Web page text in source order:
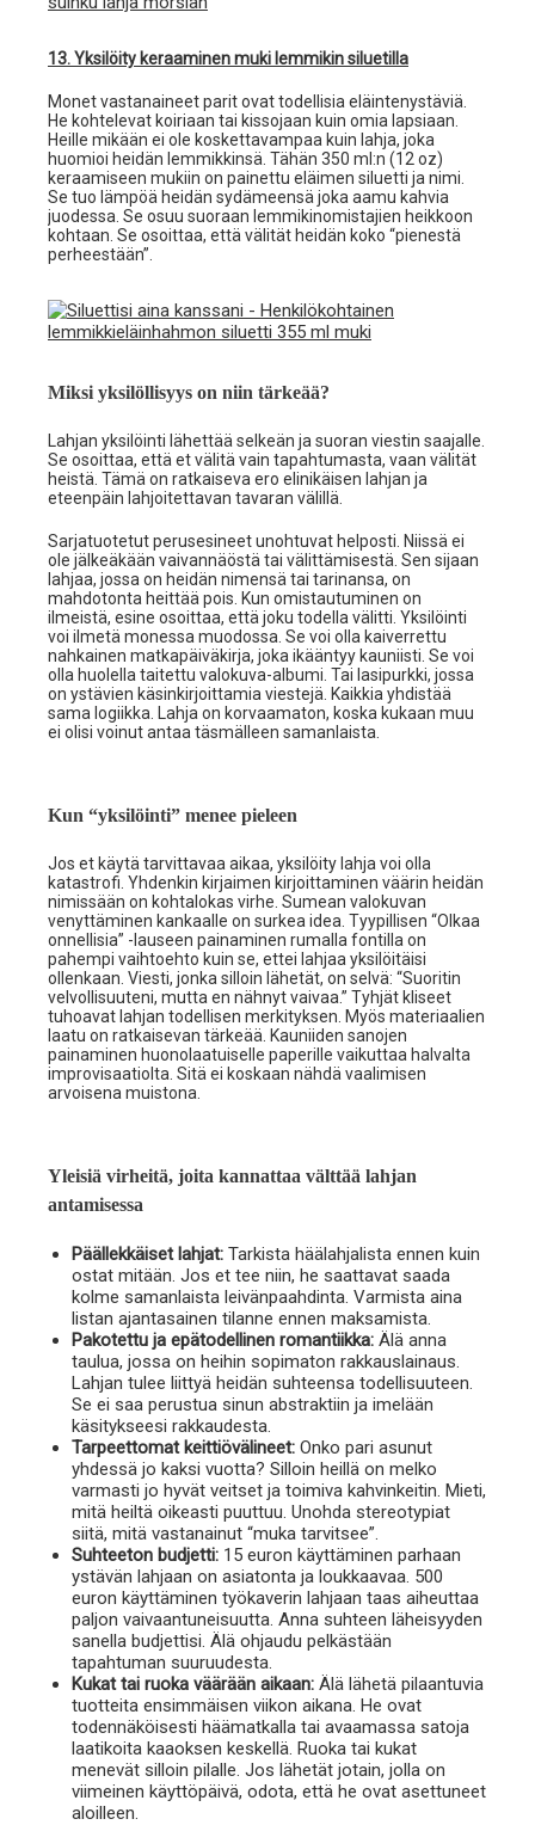
13. Yksilöity keraaminen muki lemmikin siluetilla
Monet vastanaineet parit ovat todellisia eläintenystäviä.
He kohtelevat koiriaan tai kissojaan kuin omia lapsiaan.
Heille mikään ei ole koskettavampaa kuin lahja, joka
huomioi heidän lemmikkinsä. Tähän 350 ml:n (12 oz)
keraamiseen mukiin on painettu eläimen siluetti ja nimi.
Se tuo lämpöä heidän sydämeensä joka aamu kahvia
juodessa. Se osuu suoraan lemmikinomistajien heikkoon
kohtaan. Se osoittaa, että välität heidän koko “pienestä
perheestään”.
Miksi yksilöllisyys on niin tärkeää?
Lahjan yksilöinti lähettää selkeän ja suoran viestin saajalle.
Se osoittaa, että et välitä vain tapahtumasta, vaan välität
heistä. Tämä on ratkaiseva ero elinikäisen lahjan ja
eteenpäin lahjoitettavan tavaran välillä.
Sarjatuotetut perusesineet unohtuvat helposti. Niissä ei
ole jälkeäkään vaivannäöstä tai välittämisestä. Sen sijaan
lahjaa, jossa on heidän nimensä tai tarinansa, on
mahdotonta heittää pois. Kun omistautuminen on
ilmeistä, esine osoittaa, että joku todella välitti. Yksilöinti
voi ilmetä monessa muodossa. Se voi olla kaiverrettu
nahkainen matkapäiväkirja, joka ikääntyy kauniisti. Se voi
olla huolella taitettu valokuva-albumi. Tai lasipurkki, jossa
on ystävien käsinkirjoittamia viestejä. Kaikkia yhdistää
sama logiikka. Lahja on korvaamaton, koska kukaan muu
ei olisi voinut antaa täsmälleen samanlaista.
Kun “yksilöinti” menee pieleen
Jos et käytä tarvittavaa aikaa, yksilöity lahja voi olla
katastrofi. Yhdenkin kirjaimen kirjoittaminen väärin heidän
nimissään on kohtalokas virhe. Sumean valokuvan
venyttäminen kankaalle on surkea idea. Tyypillisen “Olkaa
onnellisia” -lauseen painaminen rumalla fontilla on
pahempi vaihtoehto kuin se, ettei lahjaa yksilöitäisi
ollenkaan. Viesti, jonka silloin lähetät, on selvä: “Suoritin
velvollisuuteni, mutta en nähnyt vaivaa.” Tyhjät kliseet
tuhoavat lahjan todellisen merkityksen. Myös materiaalien
laatu on ratkaisevan tärkeää. Kauniiden sanojen
painaminen huonolaatuiselle paperille vaikuttaa halvalta
improvisaatiolta. Sitä ei koskaan nähdä vaalimisen
arvoisena muistona.
Yleisiä virheitä, joita kannattaa välttää lahjan
antamisessa
Päällekkäiset lahjat: Tarkista häälahjalista ennen kuin
ostat mitään. Jos et tee niin, he saattavat saada
kolme samanlaista leivänpaahdinta. Varmista aina
listan ajantasainen tilanne ennen maksamista.
Pakotettu ja epätodellinen romantiikka: Älä anna
taulua, jossa on heihin sopimaton rakkauslainaus.
Lahjan tulee liittyä heidän suhteensa todellisuuteen.
Se ei saa perustua sinun abstraktiin ja imelään
käsitykseesi rakkaudesta.
Tarpeettomat keittiövälineet: Onko pari asunut
yhdessä jo kaksi vuotta? Silloin heillä on melko
varmasti jo hyvät veitset ja toimiva kahvinkeitin. Mieti,
mitä heiltä oikeasti puuttuu. Unohda stereotypiat
siitä, mitä vastanainut “muka tarvitsee”.
Suhteeton budjetti: 15 euron käyttäminen parhaan
ystävän lahjaan on asiatonta ja loukkaavaa. 500
euron käyttäminen työkaverin lahjaan taas aiheuttaa
paljon vaivaantuneisuutta. Anna suhteen läheisyyden
sanella budjettisi. Älä ohjaudu pelkästään
tapahtuman suuruudesta.
Kukat tai ruoka väärään aikaan: Älä lähetä pilaantuvia
tuotteita ensimmäisen viikon aikana. He ovat
todennäköisesti häämatkalla tai avaamassa satoja
laatikoita kaaoksen keskellä. Ruoka tai kukat
menevät silloin pilalle. Jos lähetät jotain, jolla on
viimeinen käyttöpäivä, odota, että he ovat asettuneet
aloilleen.